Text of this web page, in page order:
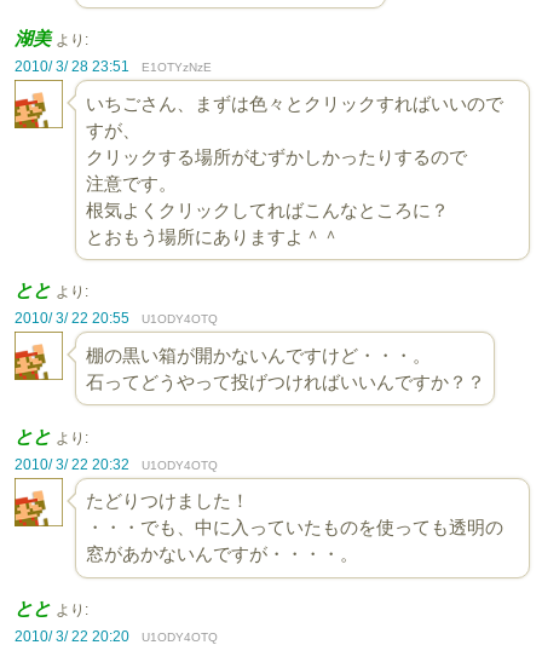
湖美 より:
2010/ 3/ 28 23:51
E1OTYzNzE
いちごさん、まずは色々とクリックすればいいので
すが、
クリックする場所がむずかしかったりするので
注意です。
根気よくクリックしてればこんなところに？
とおもう場所にありますよ＾＾
とと より:
2010/ 3/ 22 20:55
U1ODY4OTQ
棚の黒い箱が開かないんですけど・・・。
石ってどうやって投げつければいいんですか？？
とと より:
2010/ 3/ 22 20:32
U1ODY4OTQ
たどりつけました！
・・・でも、中に入っていたものを使っても透明の
窓があかないんですが・・・・。
とと より:
2010/ 3/ 22 20:20
U1ODY4OTQ